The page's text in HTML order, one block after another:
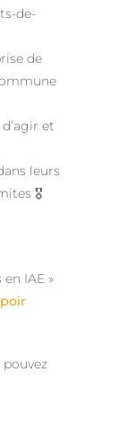
de-
de
et
leurs
🎖️
IAE »